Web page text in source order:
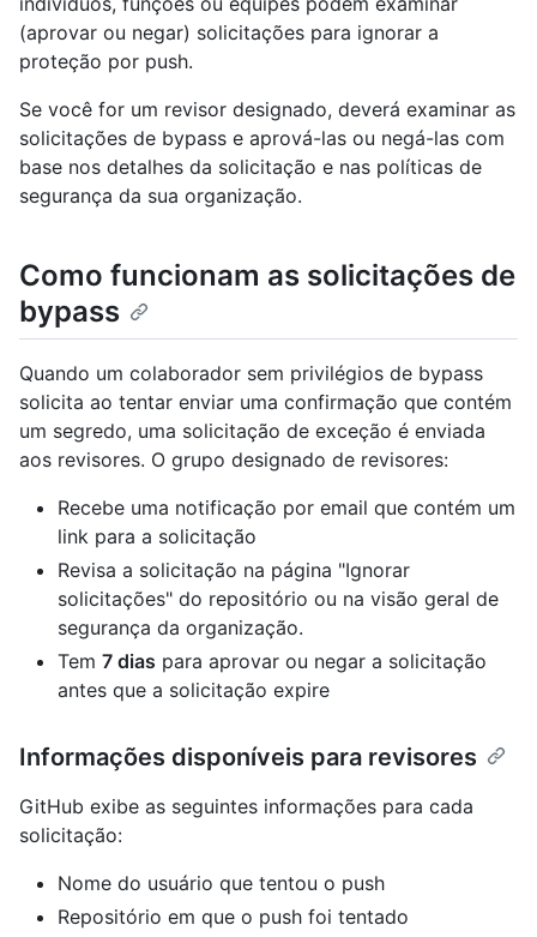
(aprovar ou negar) solicitações para ignorar a
proteção por push.
Se você for um revisor designado, deverá examinar as
solicitações de bypass e aprová-las ou negá-las com
base nos detalhes da solicitação e nas políticas de
segurança da sua organização.
Como funcionam as solicitações de
bypass
Quando um colaborador sem privilégios de bypass
solicita ao tentar enviar uma confirmação que contém
um segredo, uma solicitação de exceção é enviada
aos revisores. O grupo designado de revisores:
Recebe uma notificação por email que contém um
link para a solicitação
Revisa a solicitação na página "Ignorar
solicitações" do repositório ou na visão geral de
segurança da organização.
Tem 7 dias para aprovar ou negar a solicitação
antes que a solicitação expire
Informações disponíveis para revisores
GitHub exibe as seguintes informações para cada
solicitação:
Nome do usuário que tentou o push
Repositório em que o push foi tentado